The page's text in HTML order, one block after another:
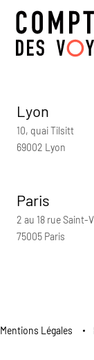
Lyon
10, quai Tilsitt
69002 Lyon
Paris
2 au 18 rue Saint-
75005 Paris
Mentions Légales